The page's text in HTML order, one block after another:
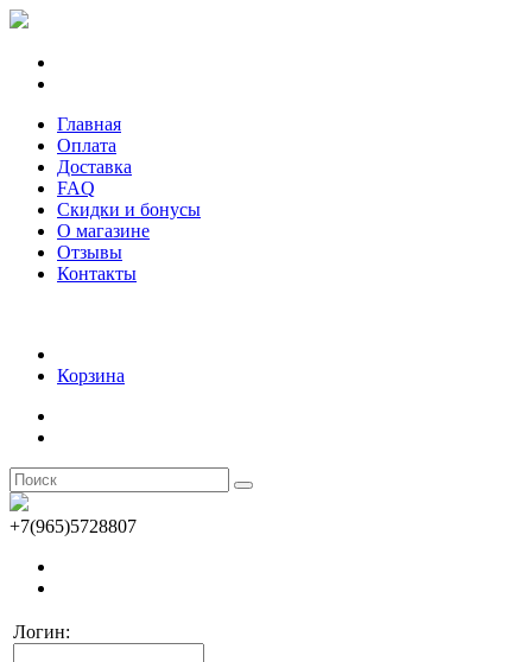
Главная
Оплата
Доставка
FAQ
Скидки и бонусы
О магазине
Отзывы
Контакты
Корзина
+7(965)5728807
Логин: